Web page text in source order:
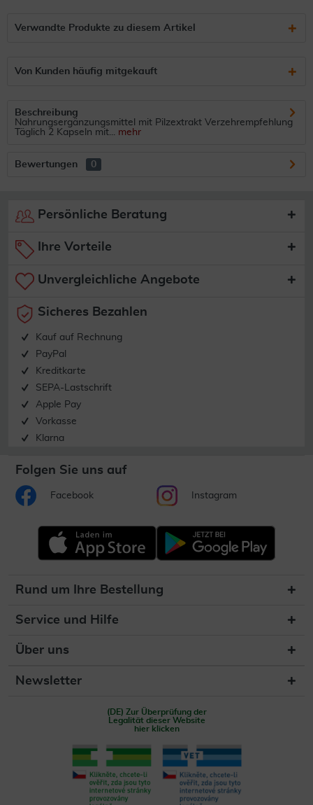
Verwandte Produkte zu diesem Artikel
Von Kunden häufig mitgekauft
Beschreibung
Nahrungsergänzungsmittel mit Pilzextrakt Verzehrempfehlung
Täglich 2 Kapseln mit... mehr
Bewertungen 0
Persönliche Beratung
Ihre Vorteile
Unvergleichliche Angebote
Sicheres Bezahlen
Kauf auf Rechnung
PayPal
Kreditkarte
SEPA-Lastschrift
Apple Pay
Vorkasse
Klarna
Folgen Sie uns auf
Facebook Instagram
Rund um Ihre Bestellung
Service und Hilfe
Über uns
Newsletter
(DE) Zur Überprüfung der
Legalität dieser Website
hier klicken